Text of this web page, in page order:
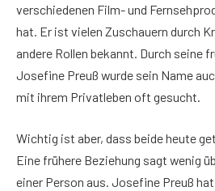
verschiedenen Film- und
hat. Er ist vielen Zuschauern durch
andere Rollen bekannt. Durch seine
Josefine Preuß wurde sein Name
mit ihrem Privatleben oft gesucht.
Wichtig ist aber, dass beide heute
Eine frühere Beziehung sagt wenig
einer Person aus. Josefine Preuß